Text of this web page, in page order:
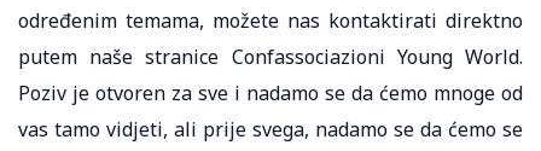
određenim temama, možete nas kontaktirati direktno
putem naše stranice Confassociazioni Young World.
Poziv je otvoren za sve i nadamo se da ćemo mnoge od
vas tamo vidjeti, ali prije svega, nadamo se da ćemo se